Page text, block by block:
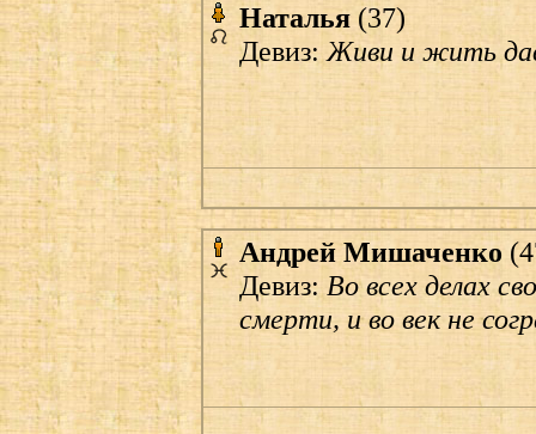
Наталья (37)
Девиз:Живи и жить
Андрей Мишаченко
Девиз:Во всех делах
смерти, и во век не